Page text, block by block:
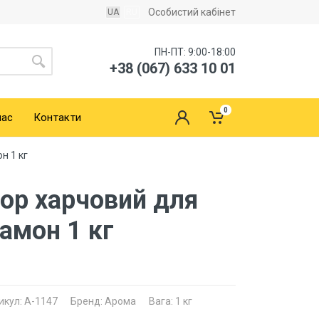
UA Особистий кабінет
ПН-ПТ: 9:00-18:00
+38 (067) 633 10 01
Контакти
0
1 кг
харчовий для
1 кг
A-1147 Бренд: Арома Вага: 1 кг